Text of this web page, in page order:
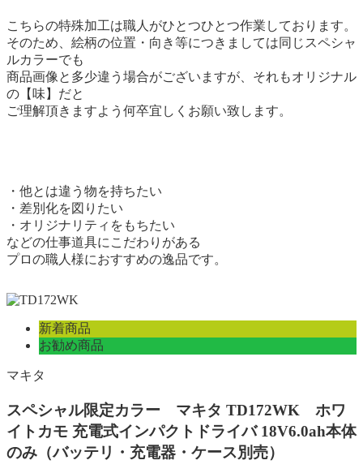
こちらの特殊加工は職人がひとつひとつ作業しております。
そのため、絵柄の位置・向き等につきましては同じスペシャ
ルカラーでも
商品画像と多少違う場合がございますが、それもオリジナル
の【味】だと
ご理解頂きますよう何卒宜しくお願い致します。
・他とは違う物を持ちたい
・差別化を図りたい
・オリジナリティをもちたい
などの仕事道具にこだわりがある
プロの職人様におすすめの逸品です。
新着商品
お勧め商品
マキタ
スペシャル限定カラー マキタ TD172WK ホワ
イトカモ 充電式インパクトドライバ 18V6.0ah本体
のみ（バッテリ・充電器・ケース別売）